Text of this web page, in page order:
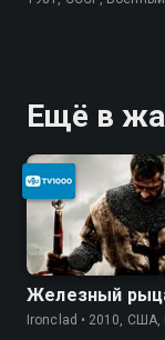
Ещё в
Железный
Ironclad • 2010, США,